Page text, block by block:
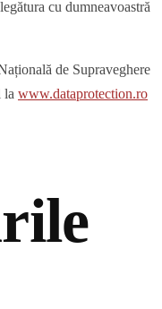
cu dumneavoastră
de Supraveghere
la www.dataprotection.ro